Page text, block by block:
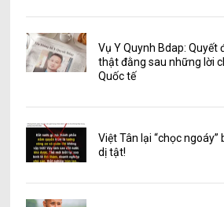
Vụ Y Quynh Bdap: Quyết
thật đằng sau những lời
Quốc tế
Việt Tân lại “chọc
dị tật!